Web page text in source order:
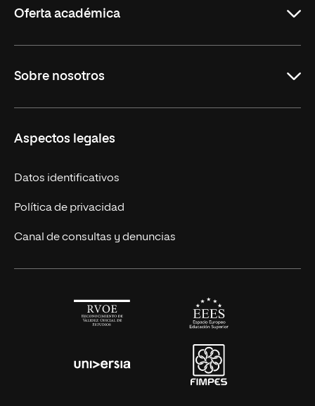
Oferta académica
Licenciaturas en línea
Cursos Europeos
Títulos Americanos
Alianza Newman
Sobre nosotros
Nuestros alumnos
Únete a nosotros
Actualidad
Solicita información
Aspectos legales
Datos identificativos
Política de privacidad
Canal de consultas y denuncias